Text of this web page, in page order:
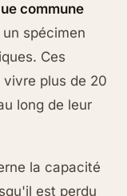
commune
spécimen
Ces
plus de 20
long de leur
la capacité
est perdu